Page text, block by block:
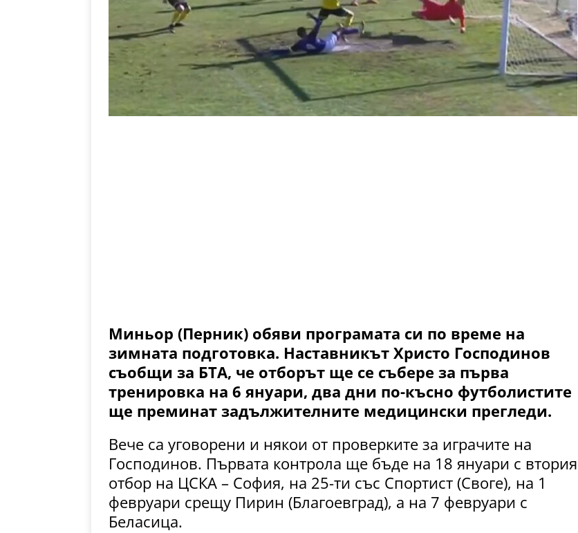
Миньор (Перник) обяви програмата си по време на
зимната подготовка. Наставникът Христо Господинов
съобщи за БТА, че отборът ще се събере за първа
тренировка на 6 януари, два дни по-късно футболистите
ще преминат задължителните медицински прегледи.
Вече са уговорени и някои от проверките за играчите на
Господинов. Първата контрола ще бъде на 18 януари с втория
отбор на ЦСКА – София, на 25-ти със Спортист (Своге), на 1
февруари срещу Пирин (Благоевград), а на 7 февруари с
Беласица.